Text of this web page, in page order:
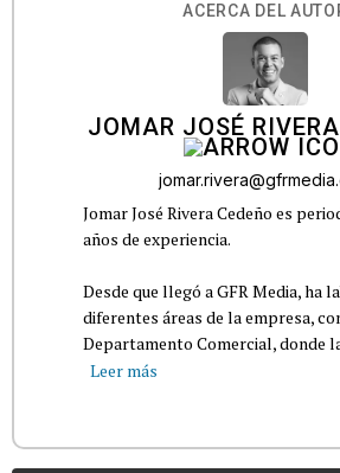
ACERCA DEL
JOMAR JOSÉ
Jomar José Rivera Cedeño es
años de experiencia.
Desde que llegó a GFR Media, ha
diferentes áreas de la empresa,
Departamento Comercial, donde
Leer más